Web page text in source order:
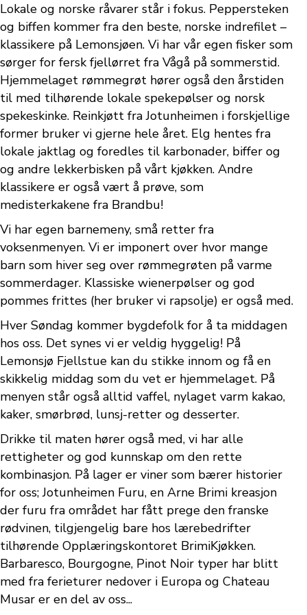
Lokale og norske råvarer står i fokus. Peppersteken
og biffen kommer fra den beste, norske indrefilet –
klassikere på Lemonsjøen. Vi har vår egen fisker som
sørger for fersk fjellørret fra Vågå på sommerstid.
Hjemmelaget rømmegrøt hører også den årstiden
til med tilhørende lokale spekepølser og norsk
spekeskinke. Reinkjøtt fra Jotunheimen i forskjellige
former bruker vi gjerne hele året. Elg hentes fra
lokale jaktlag og foredles til karbonader, biffer og
og andre lekkerbisken på vårt kjøkken. Andre
klassikere er også vært å prøve, som
medisterkakene fra Brandbu!
Vi har egen barnemeny, små retter fra
voksenmenyen. Vi er imponert over hvor mange
barn som hiver seg over rømmegrøten på varme
sommerdager. Klassiske wienerpølser og god
pommes frittes (her bruker vi rapsolje) er også med.
Hver Søndag kommer bygdefolk for å ta middagen
hos oss. Det synes vi er veldig hyggelig! På
Lemonsjø Fjellstue kan du stikke innom og få en
skikkelig middag som du vet er hjemmelaget. På
menyen står også alltid vaffel, nylaget varm kakao,
kaker, smørbrød, lunsj-retter og desserter.
Drikke til maten hører også med, vi har alle
rettigheter og god kunnskap om den rette
kombinasjon. På lager er viner som bærer historier
for oss; Jotunheimen Furu, en Arne Brimi kreasjon
der furu fra området har fått prege den franske
rødvinen, tilgjengelig bare hos lærebedrifter
tilhørende Opplæringskontoret BrimiKjøkken.
Barbaresco, Bourgogne, Pinot Noir typer har blitt
med fra ferieturer nedover i Europa og Chateau
Musar er en del av oss...